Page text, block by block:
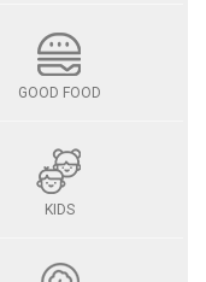
GOOD FOOD
KIDS